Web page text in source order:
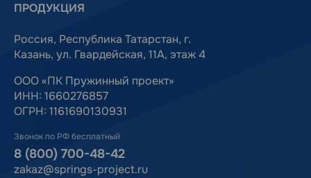
ПРОДУКЦИЯ
Россия, Республика Татарстан, г.
Казань, ул. Гвардейская, 11А, этаж 4
ООО «ПК Пружинный проект»
ИНН: 1660276857
ОГРН: 1161690130931
Звонок по РФ бесплатный
8 (800) 700-48-42
zakaz@springs-project.ru